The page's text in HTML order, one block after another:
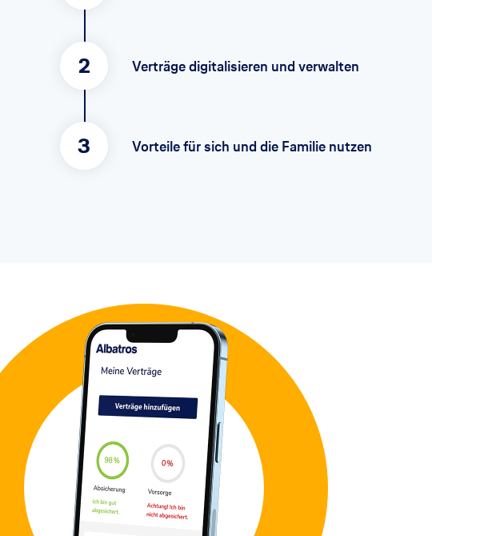
2 Verträge digitalisieren und verwalten
3 Vorteile für sich und die Familie nutzen